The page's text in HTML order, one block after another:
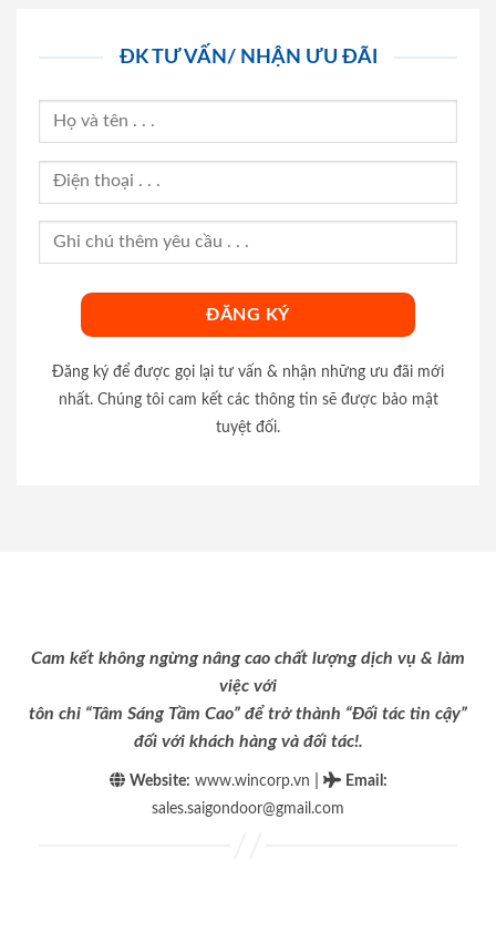
ĐK TƯ VẤN/ NHẬN ƯU ĐÃI
Đăng ký để được gọi lại tư vấn & nhận những ưu đãi mới
nhất. Chúng tôi cam kết các thông tin sẽ được bảo mật
tuyệt đối.
Cam kết không ngừng nâng cao chất lượng dịch vụ & làm
việc với
tôn chỉ “Tâm Sáng Tầm Cao” để trở thành “Đối tác tin cậy”
đối với khách hàng và đối tác!.
Website: www.wincorp.vn Email :
sales.saigondoor@gmail.com